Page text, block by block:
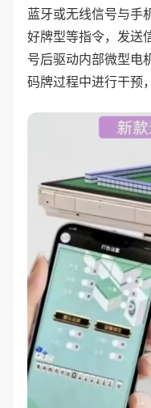
蓝牙或无线信号与手
好牌型等指令，发送
号后驱动内部微型电
码牌过程中进行干预